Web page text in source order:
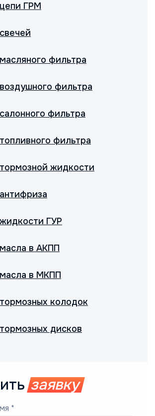
ГРМ
фильтра
фильтра
фильтра
фильтра
жидкости
ГУР
в АКПП
в МКПП
колодок
дисков
заявку